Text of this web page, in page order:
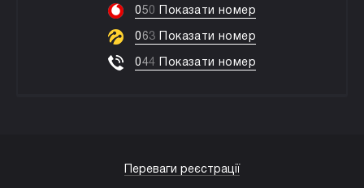
050 Показати номер
063 Показати номер
044 Показати номер
Переваги реєстрації